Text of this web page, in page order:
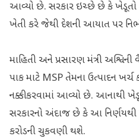
આવ્યો છે. સરકાર ઇચ્છે છે કે ખેડૂતો
ખેતી કરે જેથી દેશની આયાત પર
માહિતી અને પ્રસારણ મંત્રી
પાક માટે MSP તેમના ઉત્પાદન
નક્કી કરવામાં આવ્યો છે. આનાથી
સરકારનો અંદાજ છે કે આ
કરોડની ચુકવણી થશે.